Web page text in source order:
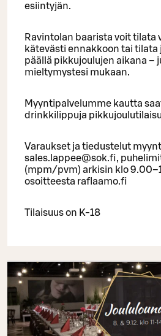
esiintyjän.
Ravintolan baarista voit tilata
kätevästi ennakkoon tai tilata
päällä pikkujoulujen aikana –
mieltymystesi mukaan.
Myyntipalvelumme kautta
drinkkilippuja
Varaukset ja tiedustelut
sales.lappee@sok.fi,
(mpm/pvm) arkisin klo
osoitteesta raflaamo.fi
Tilaisuus on K-18